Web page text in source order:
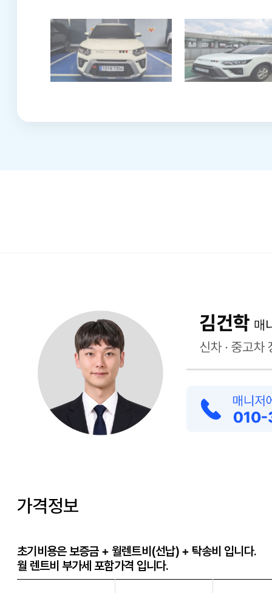
가격정보
초기비용은 보증금 + 월렌트비(선납) + 탁송비 입니다.
월 렌트비 부가세 포함가격 입니다.